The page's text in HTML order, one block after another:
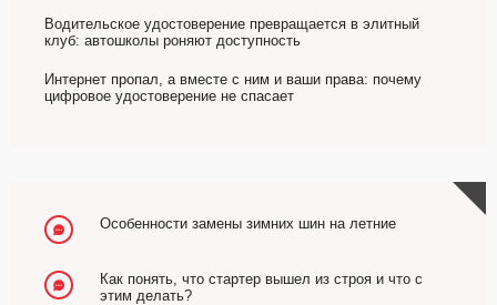
Водительское удостоверение превращается в элитный
клуб: автошколы роняют доступность
Интернет пропал, а вместе с ним и ваши права: почему
цифровое удостоверение не спасает
Особенности замены зимних шин на летние
Как понять, что стартер вышел из строя и что с
этим делать?